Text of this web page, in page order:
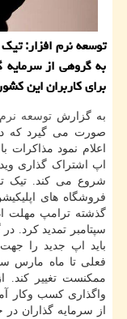
توسعه نرم افزار:
به گروهی از
برای کاربران این
به گزارشتوسعه
صورت می گیرد که
اعلام نمود مذاکرات
اپ اشتراک گذاری
شروع می کند. تیک
فروشگاه های
سپتامبر تمدید کرد.
باید اپ جدید را
فعلی تا ماه مارس
ممکنست تغییر کند.
واگذاری کسب وکار
از سرمایه گذاران در